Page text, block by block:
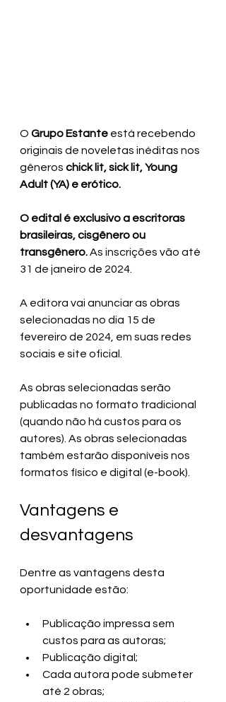
O Grupo Estante está recebendo
originais de noveletas inéditas nos
gêneros chick lit, sick lit, Young
Adult (YA) e erótico.
O edital é exclusivo a escritoras
brasileiras, cisgênero ou
transgênero. As inscrições vão até
31 de janeiro de 2024.
A editora vai anunciar as obras
selecionadas no dia 15 de
fevereiro de 2024, em suas redes
sociais e site oficial.
As obras selecionadas serão
publicadas no formato tradicional
(quando não há custos para os
autores). As obras selecionadas
também estarão disponíveis nos
formatos físico e digital (e-book).
Vantagens e
desvantagens
Dentre as vantagens desta
oportunidade estão:
Publicação impressa sem
custos para as autoras;
Publicação digital;
Cada autora pode submeter
até 2 obras;